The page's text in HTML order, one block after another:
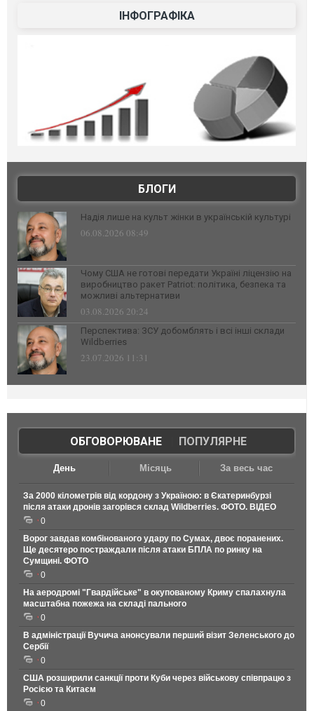
ІНФОГРАФІКА
БЛОГИ
Надія лише на культ жінки в українській культурі
06.08.2026 08:49
Чому США не готові передати Україні ліцензію на
виробництво ракет Patriot: політика, безпека та
можливі альтернативи
03.08.2026 20:24
Перспектива: ЗСУ добомблять і всі інші склади
Wildberries
23.07.2026 11:31
ОБГОВОРЮВАНЕ| ПОПУЛЯРНЕ
День Місяць За весь час
За 2000 кілометрів від кордону з Україною: в Єкатеринбурзі
після атаки дронів загорівся склад Wildberries. ФОТО. ВІДЕО
0
Ворог завдав комбінованого удару по Сумах, двоє поранених.
Ще десятеро постраждали після атаки БПЛА по ринку на
Сумщині. ФОТО
0
На аеродромі "Гвардійське" в окупованому Криму спалахнула
масштабна пожежа на складі пального
0
В адміністрації Вучича анонсували перший візит Зеленського до
Сербії
0
США розширили санкції проти Куби через військову співпрацю з
Росією та Китаєм
0